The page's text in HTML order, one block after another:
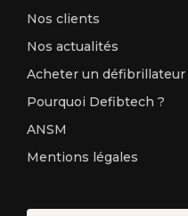
Nos clients
Nos actualités
Acheter un défibrillateur
Pourquoi Defibtech ?
ANSM
Mentions légales